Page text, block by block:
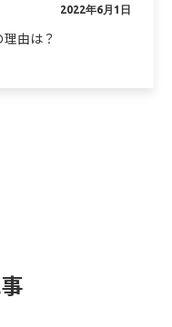
2022年6月1日
由は？